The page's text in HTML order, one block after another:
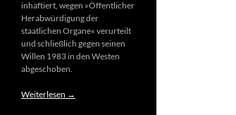
inhaftiert, wegen »Öffentlicher
Herabwürdigung der
staatlichen Organe« verurteilt
und schließlich gegen seinen
Willen 1983 in den Westen
abgeschoben.
Weiterlesen →